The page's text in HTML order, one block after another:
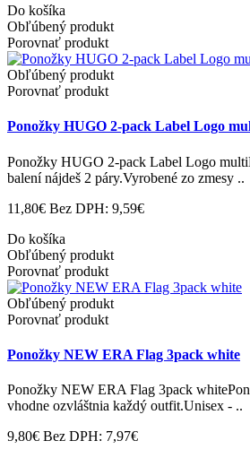
Do košíka
Obľúbený produkt
Porovnať produkt
Obľúbený produkt
Porovnať produkt
Ponožky HUGO 2-pack Label Logo
Ponožky HUGO 2-pack Label Logo
balení nájdeš 2 páry.Vyrobené zo zmesy ..
11,80€ Bez DPH: 9,59€
Do košíka
Obľúbený produkt
Porovnať produkt
Obľúbený produkt
Porovnať produkt
Ponožky NEW ERA Flag 3pack white
Ponožky NEW ERA Flag 3pack
vhodne ozvláštnia každý outfit.Unisex - ..
9,80€ Bez DPH: 7,97€